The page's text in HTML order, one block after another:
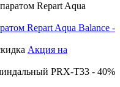
Repart Aqua Balance -
Акция на